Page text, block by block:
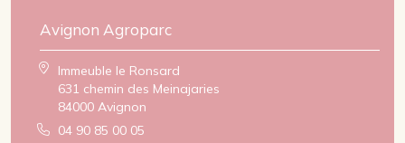
Avignon Agroparc
Immeuble le Ronsard
631 chemin des Meinajaries
84000 Avignon
04 90 85 00 05